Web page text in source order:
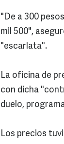
"De a 300
mil 500",
"escarlata".
La oficina de
con dicha
duelo,
Los precios